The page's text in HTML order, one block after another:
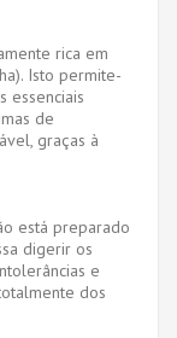
rica em
Isto permite-
essenciais
de
graças à
está preparado
digerir os
e
dos